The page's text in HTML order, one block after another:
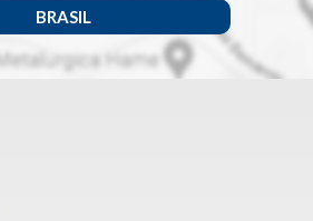
BRASIL